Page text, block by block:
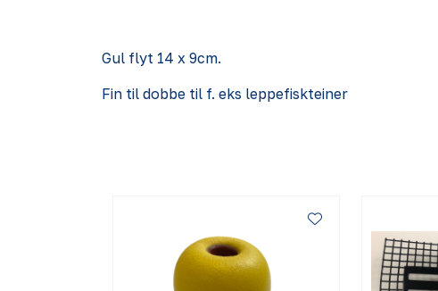
Gul flyt 14 x 9cm.
Fin til dobbe til f. eks leppefiskteiner